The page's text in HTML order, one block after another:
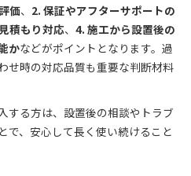
価、 2. 保証やアフターサポートの
積もり対応、 4. 施工から設置後の
かなどがポイントとなります。過
せ時の対応品質も重要な判断材料
する方は、設置後の相談やトラブ
で、安心して長く使い続けること